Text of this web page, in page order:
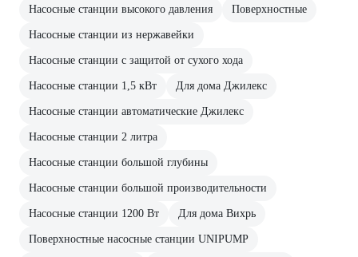
Насосные станции высокого давления Поверхностные
Насосные станции из нержавейки
Насосные станции с защитой от сухого хода
Насосные станции 1,5 кВт Для дома Джилекс
Насосные станции автоматические Джилекс
Насосные станции 2 литра
Насосные станции большой глубины
Насосные станции большой производительности
Насосные станции 1200 Вт Для дома Вихрь
Поверхностные насосные станции UNIPUMP